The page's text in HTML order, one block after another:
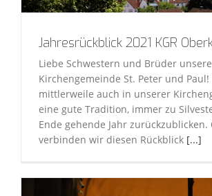
Jahresrückblick 2021 KGR
Liebe Schwestern und Brüder
Kirchengemeinde St. Peter und Paul!
mittlerweile auch in unserer
eine gute Tradition, immer zu
Ende gehende Jahr zurückzublicken.
verbinden wir diesen Rückblick [...]